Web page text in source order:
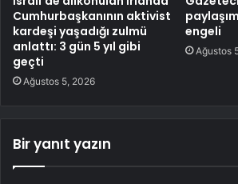
Cumhurbaşkanının aktivist
kardeşi yaşadığı zulmü
anlattı: 3 gün 5 yıl gibi
geçti
Ağustos 5, 2026
engeli
Ağustos
Bir yanıt yazın